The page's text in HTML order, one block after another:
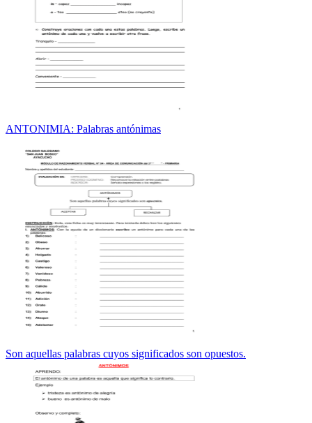
ANTONIMIA: Palabras antónimas
Son aquellas palabras cuyos significados son opuestos.